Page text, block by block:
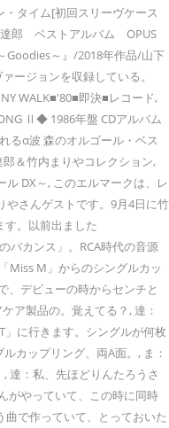
・タイム[初回スリーヴケース
達郎 ベストアルバム OPUS
～』/2018年作品/山下
ージョンを収録している。
WALK■'80■即決■レコード,
Ⅱ◆ 1986年盤 CDアルバム
るα波 森のオルゴール・ベス
＆竹内まりやコレクション,
DX～, このエルマークは、レ
やさんゲストです。9月4日に竹
。以前出ました
バカンス」。RCA時代の音源
Miss M」からのシングルカッ
、デビューの時からセンチと
ア製品の。覚えてる？, 達：
」に行きます。シングルが何枚
カップリング、両A面。, ま：
達：私、先ほどりんたろうさ
がやっていて、この時に同時
で作っていて、とっておいた